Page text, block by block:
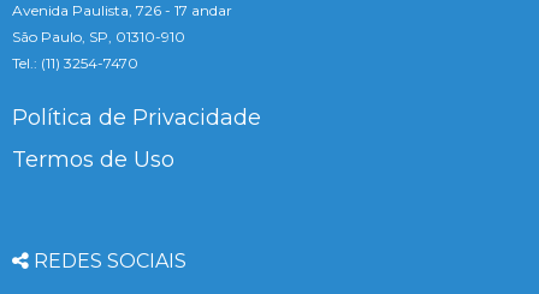
Avenida Paulista, 726 - 17 andar
São Paulo, SP, 01310-910
Tel.: (11) 3254-7470
Política de Privacidade
Termos de Uso
REDES SOCIAIS